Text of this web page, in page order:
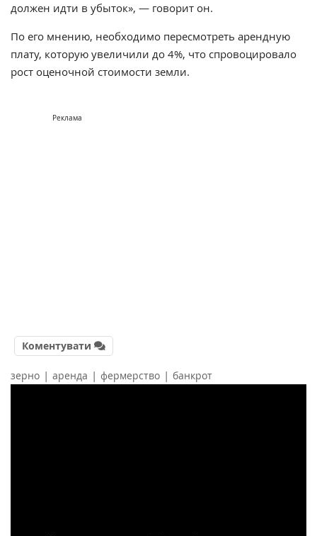
должен идти в убыток», — говорит он.
По его мнению, необходимо пересмотреть арендную
плату, которую увеличили до 4%, что спровоцировало
рост оценочной стоимости земли.
Реклама
Коментувати
зерно | аренда | фермерство | банкрот